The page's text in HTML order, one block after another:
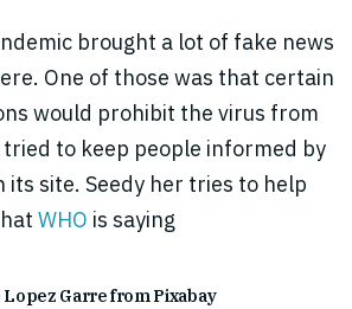
brought a lot of fake news
One of those was that certain
would prohibit the virus from
tried to keep people informed by
its site. Seedy her tries to help
WHO is saying
Garre from Pixabay